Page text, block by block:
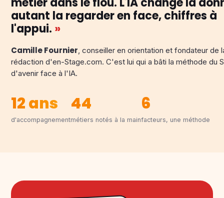
autant la regarder en face, chiffres à
l'appui. »
Camille Fournier , conseiller en orientation et fondateur de
rédaction d'en-Stage.com. C'est lui qui a bâti la méthode du
d'avenir face à l'IA.
12 ans
d'accompagnement
44
métiers notés à la main
6
facteurs, une méthode